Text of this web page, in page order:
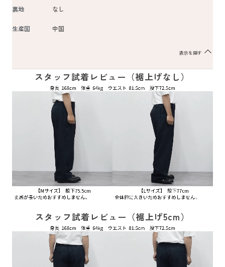
裏地 なし
生産国 中国
表示を隠す
スタッフ試着レビュー（裾上げなし）
スタッフ試着レビュー（裾上げ5cm）